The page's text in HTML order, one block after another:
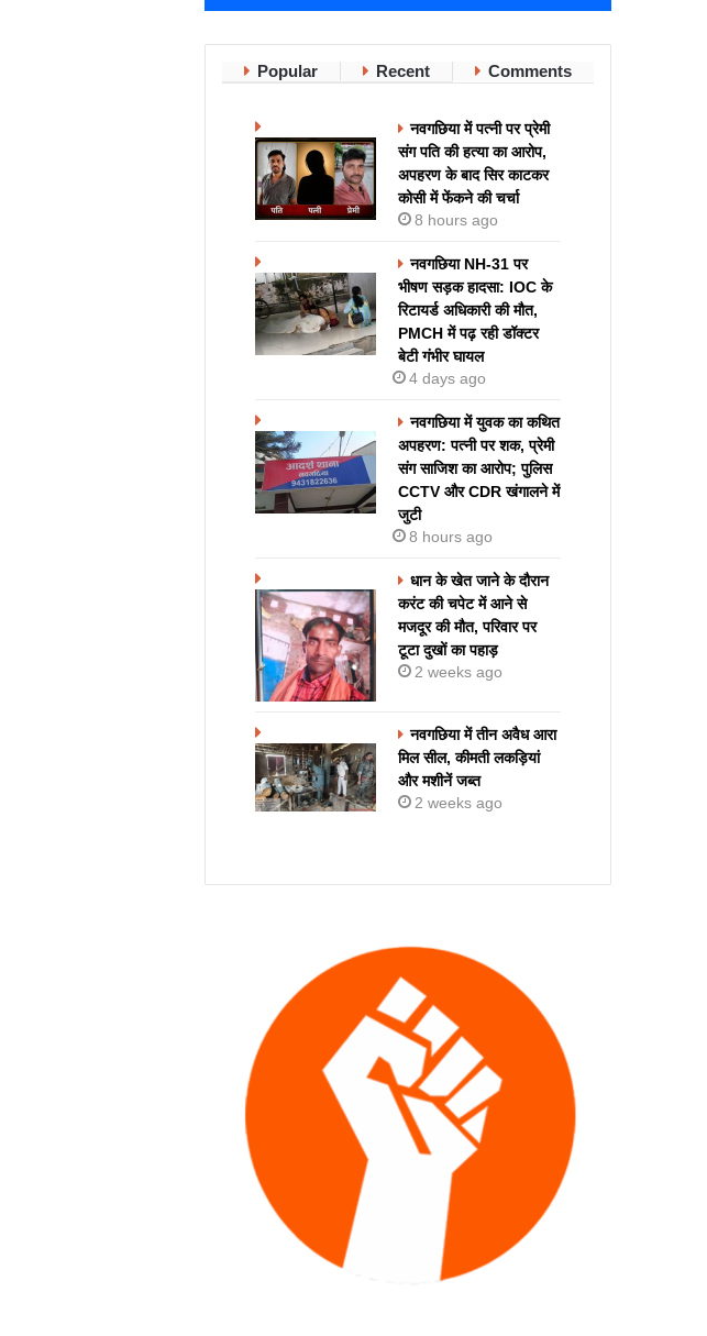
Popular Recent Comments
नवगछिया में पत्नी पर प्रेमी
संग पति की हत्या का आरोप,
अपहरण के बाद सिर काटकर
कोसी में फेंकने की चर्चा
8 hours ago
नवगछिया NH-31 पर
भीषण सड़क हादसा: IOC के
रिटायर्ड अधिकारी की मौत,
PMCH में पढ़ रही डॉक्टर
बेटी गंभीर घायल
4 days ago
नवगछिया में युवक का कथित
अपहरण: पत्नी पर शक, प्रेमी
संग साजिश का आरोप; पुलिस
CCTV और CDR खंगालने में
जुटी
8 hours ago
धान के खेत जाने के दौरान
करंट की चपेट में आने से
मजदूर की मौत, परिवार पर
टूटा दुखों का पहाड़
2 weeks ago
नवगछिया में तीन अवैध आरा
मिल सील, कीमती लकड़ियां
और मशीनें जब्त
2 weeks ago